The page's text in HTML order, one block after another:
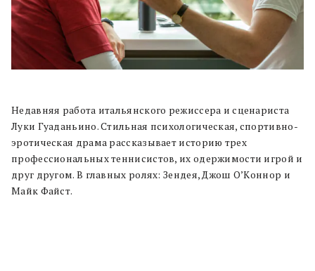
Недавняя работа итальянского режиссера и сценариста
Луки Гуаданьино. Стильная психологическая, спортивно-
эротическая драма рассказывает историю трех
профессиональных теннисистов, их одержимости игрой и
друг другом. В главных ролях: Зендея, Джош О’Коннор и
Майк Файст.